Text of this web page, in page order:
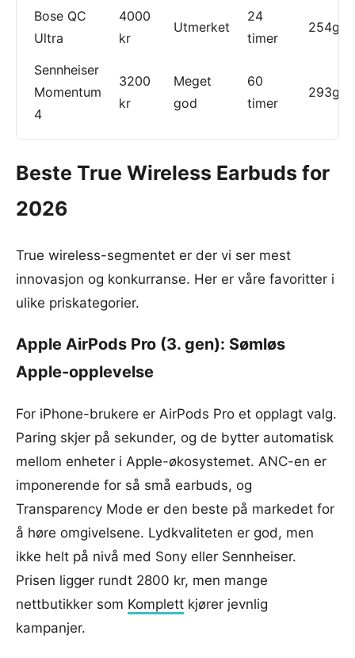
Bose QC
Ultra
4000
kr
Utmerket
24
timer
254g
Sennheiser
Momentum
4
3200
kr
Meget
god
60
timer
293g
Beste True Wireless Earbuds for
2026
True wireless-segmentet er der vi ser mest
innovasjon og konkurranse. Her er våre favoritter i
ulike priskategorier.
Apple AirPods Pro (3. gen): Sømløs
Apple-opplevelse
For iPhone-brukere er AirPods Pro et opplagt valg.
Paring skjer på sekunder, og de bytter automatisk
mellom enheter i Apple-økosystemet. ANC-en er
imponerende for så små earbuds, og
Transparency Mode er den beste på markedet for
å høre omgivelsene. Lydkvaliteten er god, men
ikke helt på nivå med Sony eller Sennheiser.
Prisen ligger rundt 2800 kr, men mange
nettbutikker som Komplett kjører jevnlig
kampanjer.